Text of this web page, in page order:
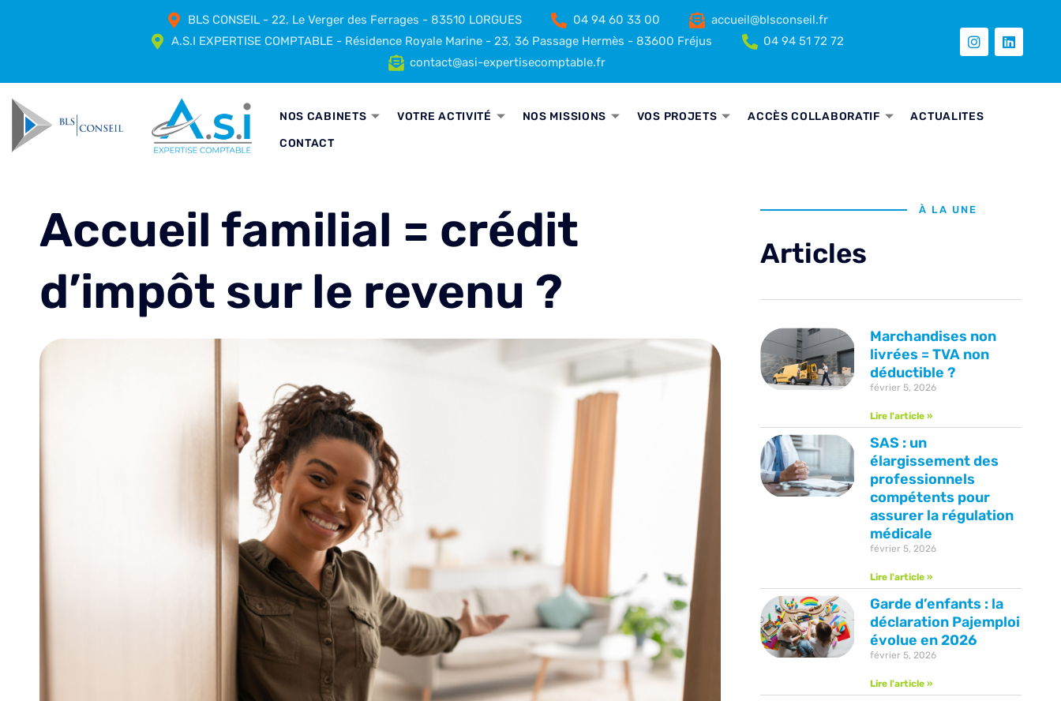
BLS CONSEIL - 22, Le Verger des Ferrages - 83510 LORGUES 04 94 60 33 00
accueil@blsconseil.fr
A.S.I EXPERTISE COMPTABLE - Résidence Royale Marine - 23, 36 Passage Hermès - 83600 Fréjus
04 94 51 72 72
contact@asi-expertisecomptable.fr
NOS CABINETS VOTRE ACTIVITÉ NOS MISSIONS VOS PROJETS ACCÈS COLLABORATIF
ACTUALITES
CONTACT
Accueil familial = crédit
d’impôt sur le revenu ?
À LA UNE
Articles
Marchandises non
livrées = TVA non
déductible ?
février 5, 2026
Lire l'article »
SAS : un
élargissement des
professionnels
compétents pour
assurer la régulation
médicale
février 5, 2026
Lire l'article »
Garde d’enfants : la
déclaration Pajemploi
évolue en 2026
février 5, 2026
Lire l'article »